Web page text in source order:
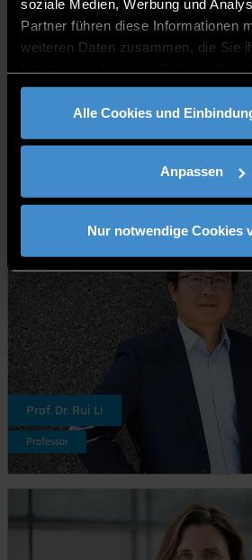
soziale Medien, Werbung und
Partner führen diese Informationen
weiteren Daten zusammen, die Sie
gesammelt haben.
Alle Cookies und
Anpassen
Nur notwendige Cookies
Prof. Dr. Andreas J. Kassler
Prof. Dr. Rui Li
Professor